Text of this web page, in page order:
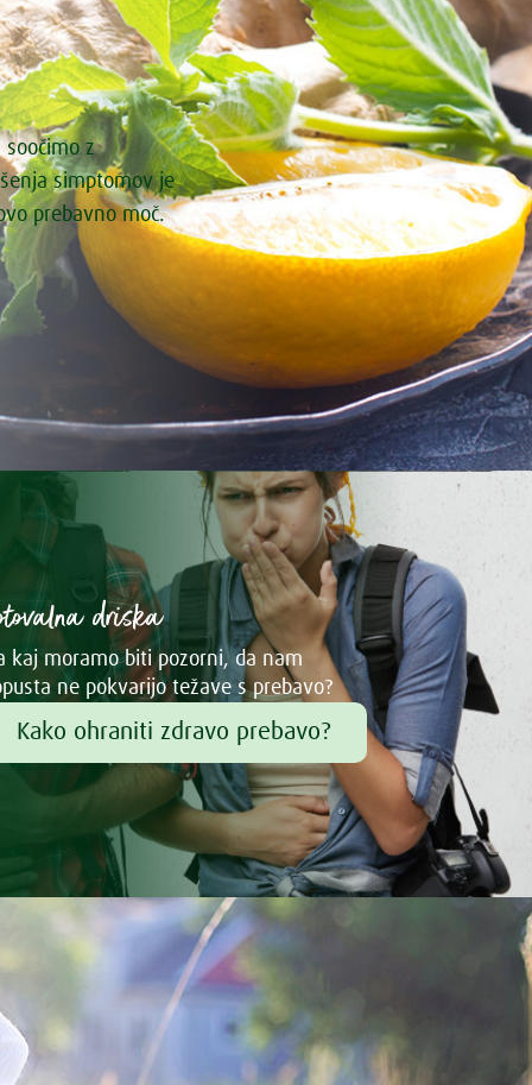
z
simptomov je
prebavno moč.
driska
kaj moramo biti pozorni, da nam
ne pokvarijo težave s prebavo?
Kako ohraniti zdravo prebavo?